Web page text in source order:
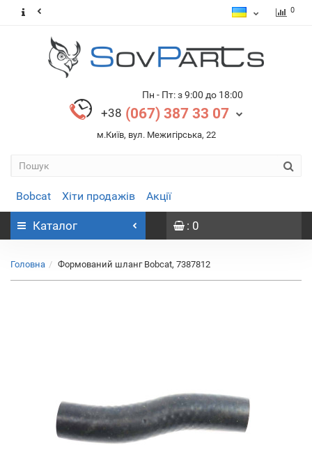
0
Пн - Пт: з 9:00 до 18:00
+38 (067) 387 33 07
м.Київ, вул. Межигірська, 22
Bobcat Хіти продажів Акції
Каталог : 0
Головна Формований шланг Bobcat, 7387812